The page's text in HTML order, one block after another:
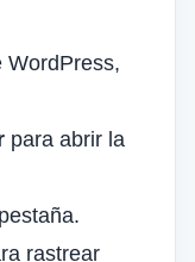
WordPress,
para abrir la
pestaña.
rastrear